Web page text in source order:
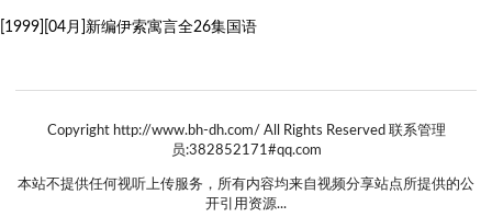
[1999][04月]新编伊索寓言全26集国语
Copyright http://www.bh-dh.com/ All Rights Reserved 联系管理
员:382852171#qq.com
本站不提供任何视听上传服务，所有内容均来自视频分享站点所提供的公
开引用资源...